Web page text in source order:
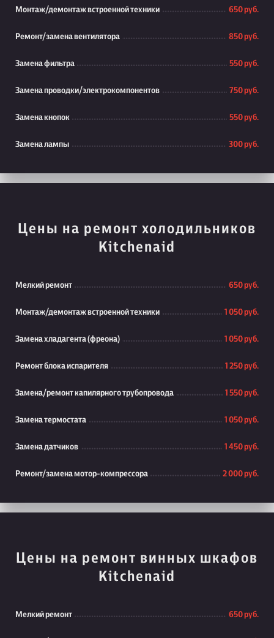
Монтаж/демонтаж встроенной техники 650 руб.
Ремонт/замена вентилятора 850 руб.
Замена фильтра 550 руб.
Замена проводки/электрокомпонентов 750 руб.
Замена кнопок 550 руб.
Замена лампы 300 руб.
Цены на ремонт холодильников
Kitchenaid
Мелкий ремонт 650 руб.
Монтаж/демонтаж встроенной техники 1 050 руб.
Замена хладагента (фреона) 1 050 руб.
Ремонт блока испарителя 1 250 руб.
Замена/ремонт капилярного трубопровода 1 550 руб.
Замена термостата 1 050 руб.
Замена датчиков 1 450 руб.
Ремонт/замена мотор-компрессора 2 000 руб.
Цены на ремонт винных шкафов
Kitchenaid
Мелкий ремонт 650 руб.